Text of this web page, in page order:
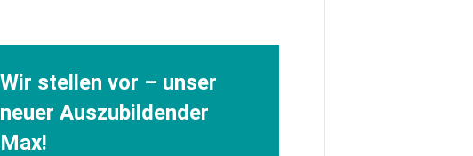
Wir stellen vor – unser
neuer Auszubildender
Max!